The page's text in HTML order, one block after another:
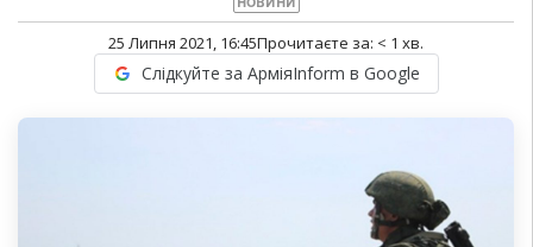
25 Липня 2021, 16:45Прочитаєте за: < 1 хв.
Слідкуйте за АрміяInform в Google